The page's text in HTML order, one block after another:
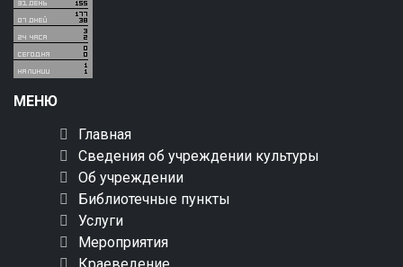
МЕНЮ
Главная
Сведения об учреждении культуры
Об учреждении
Библиотечные пункты
Услуги
Мероприятия